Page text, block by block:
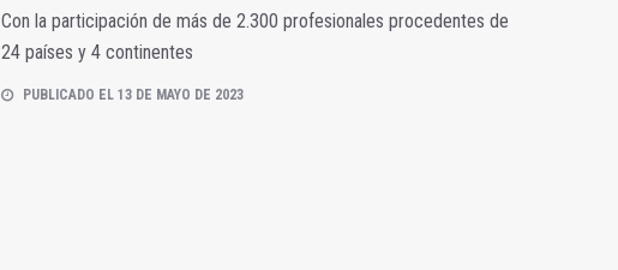
Con la participación de más de 2.300 profesionales procedentes de
24 países y 4 continentes
PUBLICADO EL 13 DE MAYO DE 2023